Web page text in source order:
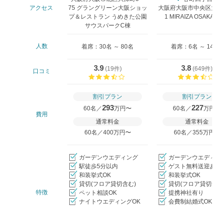
アクセス
75 グラングリーン大阪ショッ
プ＆レストラン うめきた公園
サウスパークC棟
大阪府大阪市中央区大
1 MIRAIZA OSAKA-
人数 着席：30名 ～ 80名 着席：6名 ～ 146
口コミ 3.9(19件)
3.8 (649件)
費用
割引プラン
60名／293万円〜
通常料金
60名／400万円〜
割引プラン
60名／227万円
通常料金
60名／355万円〜
特徴
ガーデンウエディング
駅徒歩5分以内
和装挙式OK
貸切(フロア貸切含む)
ペット相談OK
ナイトウエディングOK
ガーデンウエディ
ゲスト無料送迎あ
和装挙式OK
貸切(フロア貸切含
提携神社有り
会費制結婚式OK